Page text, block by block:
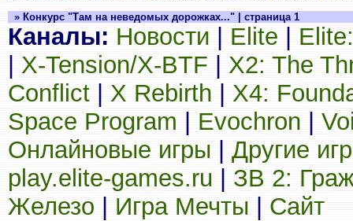
» Конкурс "Там на неведомых дорожках..." | страница 1
Каналы: Новости Elite
X-Tension/X-BTF
X2: The
Conflict
X Rebirth
X4:
Space Program
Evochron
Онлайновые игры
Другие
play.elite-games.ru
ЗВ 2:
Железо
Игра Мечты Сайт